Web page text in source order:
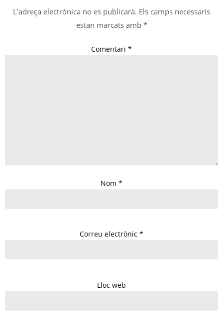
L'adreça electrònica no es publicarà. Els camps necessaris
estan marcats amb *
Comentari *
Nom *
Correu electrònic *
Lloc web